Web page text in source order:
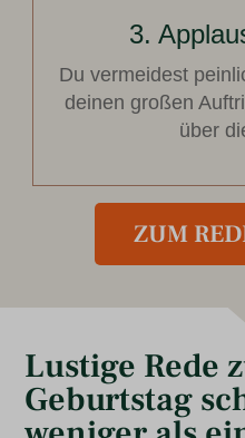
3.
Du vermeidest
deinen großen
über
ZUM
Lustige Rede
Geburtstag